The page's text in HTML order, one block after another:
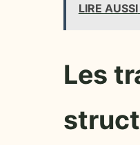
LIRE AUSSI
Les